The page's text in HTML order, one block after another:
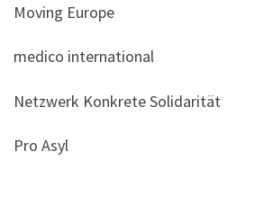
Moving Europe
medico international
Netzwerk Konkrete Solidarität
Pro Asyl